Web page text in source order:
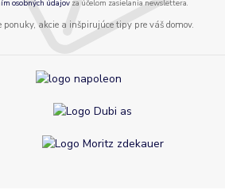
osobných údajov za účelom zasielania newslettera.
ponuky, akcie a inšpirujúce tipy pre váš domov.